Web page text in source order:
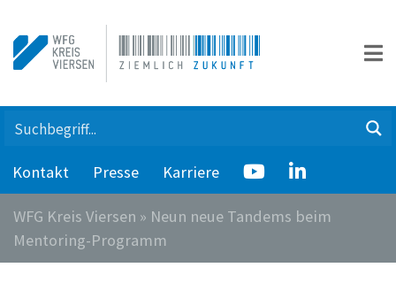
Kontakt Presse Karriere
WFG Kreis Viersen » Neun neue Tandems beim
Mentoring-Programm